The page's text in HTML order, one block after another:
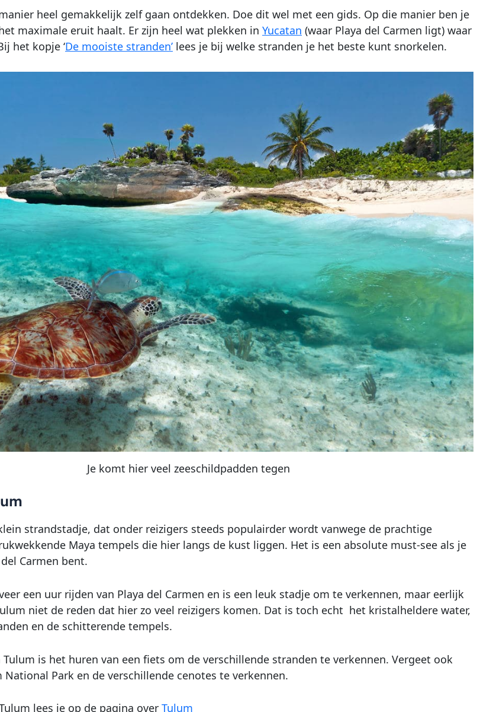
heel gemakkelijk zelf gaan ontdekken. Doe dit wel met een gids. Op die manier ben je
maximale eruit haalt. Er zijn heel wat plekken in Yucatan (waar Playa del Carmen ligt) waar
het kopje ‘De mooiste stranden’ lees je bij welke stranden je het beste kunt snorkelen.
Je komt hier veel zeeschildpadden tegen
strandstadje, dat onder reizigers steeds populairder wordt vanwege de prachtige
Maya tempels die hier langs de kust liggen. Het is een absolute must-see als je
Carmen bent.
een uur rijden van Playa del Carmen en is een leuk stadje om te verkennen, maar eerlijk
niet de reden dat hier zo veel reizigers komen. Dat is toch echt het kristalheldere water,
en de schitterende tempels.
is het huren van een fiets om de verschillende stranden te verkennen. Vergeet ook
Park en de verschillende cenotes te verkennen.
lees je op de pagina over Tulum